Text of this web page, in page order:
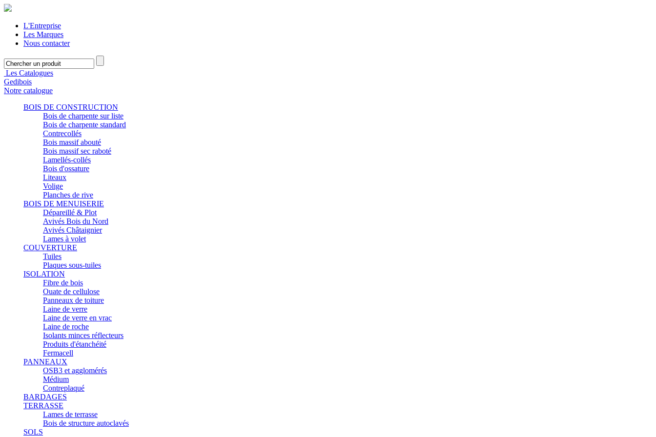
L'Entreprise
Les Marques
Nous contacter
Les Catalogues
Gedibois
Notre catalogue
BOIS DE CONSTRUCTION
Bois de charpente sur liste
Bois de charpente standard
Contrecollés
Bois massif abouté
Bois massif sec raboté
Lamellés-collés
Bois d'ossature
Liteaux
Volige
Planches de rive
BOIS DE MENUISERIE
Dépareillé & Plot
Avivés Bois du Nord
Avivés Châtaignier
Lames à volet
COUVERTURE
Tuiles
Plaques sous-tuiles
ISOLATION
Fibre de bois
Ouate de cellulose
Panneaux de toiture
Laine de verre
Laine de verre en vrac
Laine de roche
Isolants minces réflecteurs
Produits d'étanchéité
Fermacell
PANNEAUX
OSB3 et agglomérés
Médium
Contreplaqué
BARDAGES
TERRASSE
Lames de terrasse
Bois de structure autoclavés
SOLS